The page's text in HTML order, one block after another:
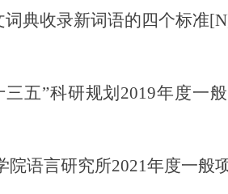
收录新词语的四个标准
”科研规划2019年度一般
言研究所2021年度一般